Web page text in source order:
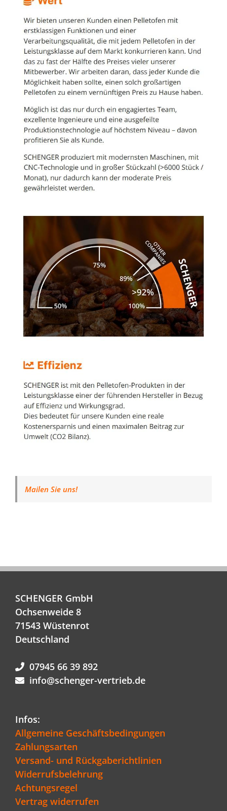
Mailen Sie uns!
SCHENGER GmbH
Ochsenweide 8
71543 Wüstenrot
Deutschland
07945 66 39 892
info@schenger-vertrieb.de
Infos:
Allgemeine Geschäftsbedingungen
Zahlungsarten
Versand- und Rückgaberichtlinien
Widerrufsbelehrung
Achtungsregel
Vertrag widerrufen